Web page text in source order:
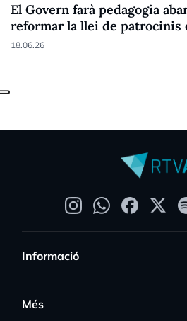
El Govern farà pedagogia
reformar la llei de patrocinis
18.06.26
Informació
Més